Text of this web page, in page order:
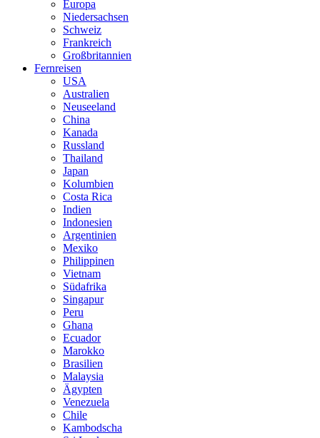
Europa
Niedersachsen
Schweiz
Frankreich
Großbritannien
Fernreisen
USA
Australien
Neuseeland
China
Kanada
Russland
Thailand
Japan
Kolumbien
Costa Rica
Indien
Indonesien
Argentinien
Mexiko
Philippinen
Vietnam
Südafrika
Singapur
Peru
Ghana
Ecuador
Marokko
Brasilien
Malaysia
Ägypten
Venezuela
Chile
Kambodscha